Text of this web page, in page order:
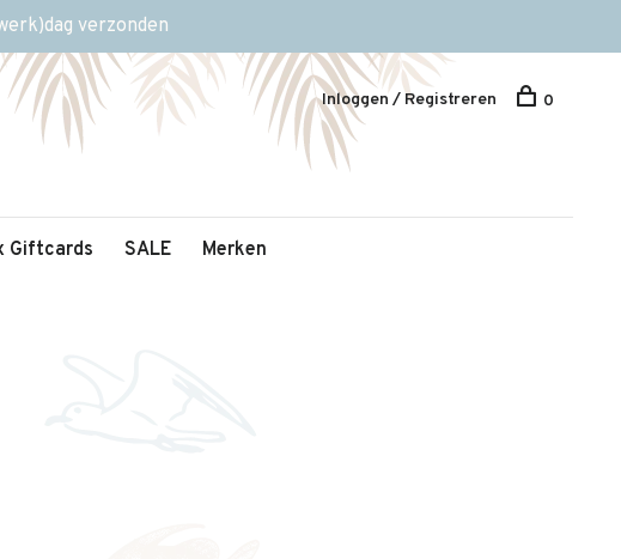
verzonden
Giftcards SALE Merken
Inloggen / Registreren 0